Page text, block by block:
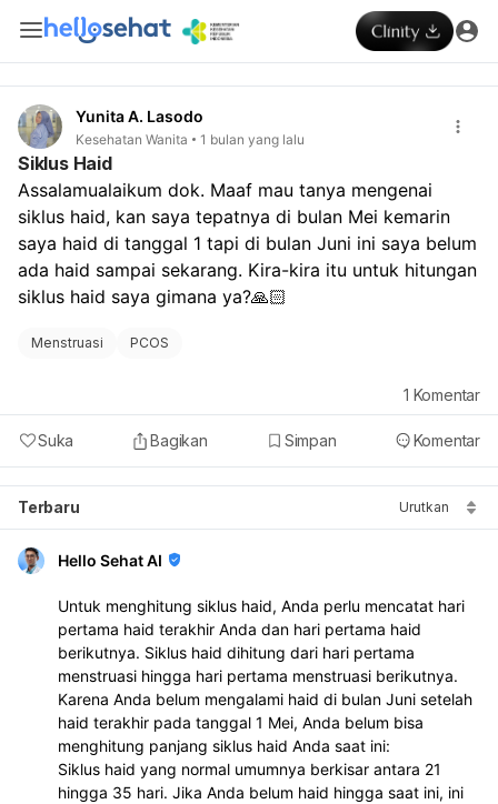
Yunita A. Lasodo
Kesehatan Wanita 1 bulan yang lalu
Siklus Haid
Assalamualaikum dok. Maaf mau tanya mengenai
siklus haid, kan saya tepatnya di bulan Mei kemarin
saya haid di tanggal 1 tapi di bulan Juni ini saya belum
ada haid sampai sekarang. Kira-kira itu untuk hitungan
siklus haid saya gimana ya?🙏🏻
Menstruasi PCOS
Suka Bagikan Simpan Komentar
1 Komentar
Terbaru Urutkan
Hello Sehat AI
Untuk menghitung siklus haid, Anda perlu mencatat hari
pertama haid terakhir Anda dan hari pertama haid
berikutnya. Siklus haid dihitung dari hari pertama
menstruasi hingga hari pertama menstruasi berikutnya.
Karena Anda belum mengalami haid di bulan Juni setelah
haid terakhir pada tanggal 1 Mei, Anda belum bisa
menghitung panjang siklus haid Anda saat ini:
Siklus haid yang normal umumnya berkisar antara 21
hingga 35 hari. Jika Anda belum haid hingga saat ini, ini